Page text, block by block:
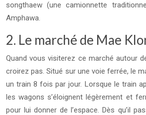
songthaew (une camionnette
Amphawa.
2. Le marché de Mae
Quand vous visiterez ce marché autour
croirez pas. Situé sur une voie ferrée, le
un train 8 fois par jour. Lorsque le train
les wagons s’éloignent légèrement et
pour lui donner de l’espace. Dès qu’il